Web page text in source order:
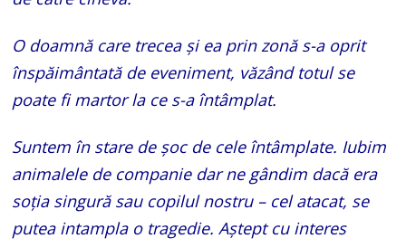
O doamnă care trecea și ea prin zonă s-a oprit
înspăimântată de eveniment, văzând totul se
poate fi martor la ce s-a întâmplat.
Suntem în stare de șoc de cele întâmplate. Iubim
animalele de companie dar ne gândim dacă era
soția singură sau copilul nostru – cel atacat, se
putea intampla o tragedie. Aștept cu interes